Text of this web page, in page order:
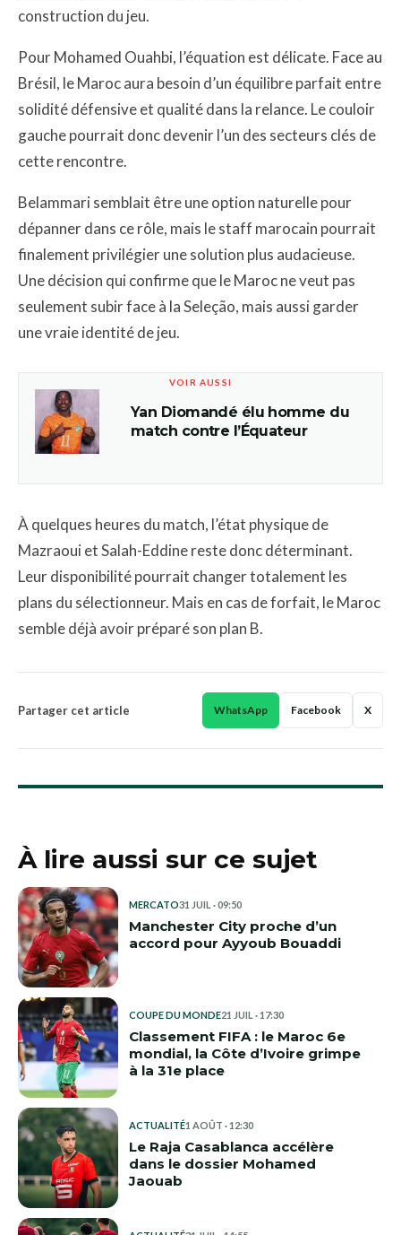
construction du jeu.
Pour Mohamed Ouahbi, l’équation est délicate. Face au
Brésil, le Maroc aura besoin d’un équilibre parfait entre
solidité défensive et qualité dans la relance. Le couloir
gauche pourrait donc devenir l’un des secteurs clés de
cette rencontre.
Belammari semblait être une option naturelle pour
dépanner dans ce rôle, mais le staff marocain pourrait
finalement privilégier une solution plus audacieuse.
Une décision qui confirme que le Maroc ne veut pas
seulement subir face à la Seleção, mais aussi garder
une vraie identité de jeu.
VOIR AUSSI
Yan Diomandé élu homme du
match contre l’Équateur
À quelques heures du match, l’état physique de
Mazraoui et Salah-Eddine reste donc déterminant.
Leur disponibilité pourrait changer totalement les
plans du sélectionneur. Mais en cas de forfait, le Maroc
semble déjà avoir préparé son plan B.
Partager cet article WhatsApp Facebook X
À lire aussi sur ce sujet
MERCATO31 JUIL · 09:50
Manchester City proche d’un
accord pour Ayyoub Bouaddi
COUPE DU MONDE21 JUIL · 17:30
Classement FIFA : le Maroc 6e
mondial, la Côte d’Ivoire grimpe
à la 31e place
ACTUALITÉ1 AOÛT · 12:30
Le Raja Casablanca accélère
dans le dossier Mohamed
Jaouab